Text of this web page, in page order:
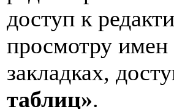
доступ к
просмотру имен
закладках,
таблиц».